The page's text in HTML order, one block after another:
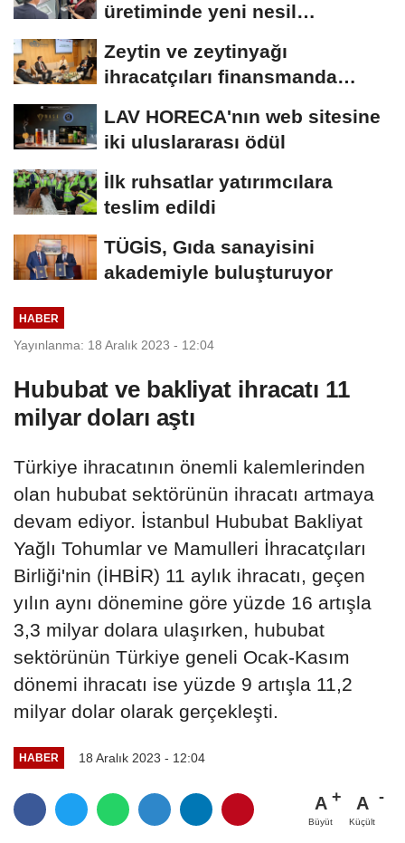
üretiminde yeni nesil
Zeytin ve zeytinyağı
ihracatçıları finansmanda
LAV HORECA'nın web sitesine
iki uluslararası ödül
İlk ruhsatlar yatırımcılara
teslim edildi
TÜGİS, Gıda sanayisini
akademiyle buluşturuyor
HABER
Yayınlanma: 18 Aralık 2023 - 12:04
Hububat ve bakliyat ihracatı 11
milyar doları aştı
Türkiye ihracatının önemli kalemlerinden
olan hububat sektörünün ihracatı artmaya
devam ediyor. İstanbul Hububat Bakliyat
Yağlı Tohumlar ve Mamulleri İhracatçıları
Birliği'nin (İHBİR) 11 aylık ihracatı, geçen
yılın aynı dönemine göre yüzde 16 artışla
3,3 milyar dolara ulaşırken, hububat
sektörünün Türkiye geneli Ocak-Kasım
dönemi ihracatı ise yüzde 9 artışla 11,2
milyar dolar olarak gerçekleşti.
HABER 18 Aralık 2023 - 12:04
A
Büyüt
A
Küçült